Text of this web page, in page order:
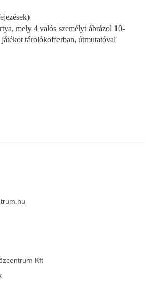
mely 4 valós személyt ábrázol 10-
tárolókofferban, útmutatóval
Kft